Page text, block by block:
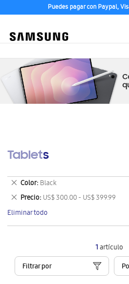
Puedes pagar con Paypal,
Tablets
1artículo
Filtrar por
Color Black
Eliminar
este
artículo
Precio US$ 300.00 - US$ 399.99
Eliminar
este
artículo
Eliminar todo